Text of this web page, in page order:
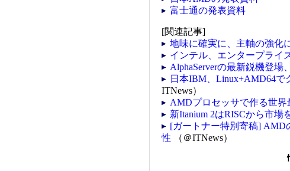
富士通の発表資料
[関連記事]
地味に確実に、主軸の強化
インテル、エンタープライ
AlphaServerの最新鋭機登場
日本IBM、Linux+AMD64で
ITNews）
AMDプロセッサで作る世界
新Itanium 2はRISCから市場
[ガートナー特別寄稿] AMD
性 （＠ITNews）